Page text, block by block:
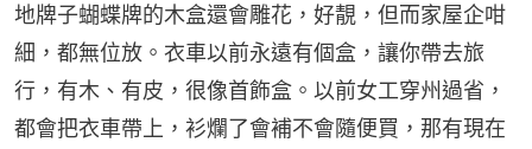
地牌子蝴蝶牌的木盒還會雕花，好靚，但而家屋企咁
細，都無位放。衣車以前永遠有個盒，讓你帶去旅
行，有木、有皮，很像首飾盒。以前女工穿州過省，
都會把衣車帶上，衫爛了會補不會隨便買，那有現在